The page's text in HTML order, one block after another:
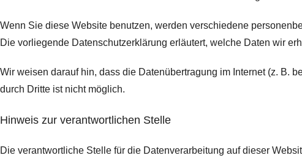
Wenn Sie diese Website benutzen, werden verschiedene
Die vorliegende Datenschutzerklärung erläutert, welche Daten wir
Wir weisen darauf hin, dass die Datenübertragung im Internet (z. B.
durch Dritte ist nicht möglich.
Hinweis zur verantwortlichen Stelle
Die verantwortliche Stelle für die Datenverarbeitung auf dieser